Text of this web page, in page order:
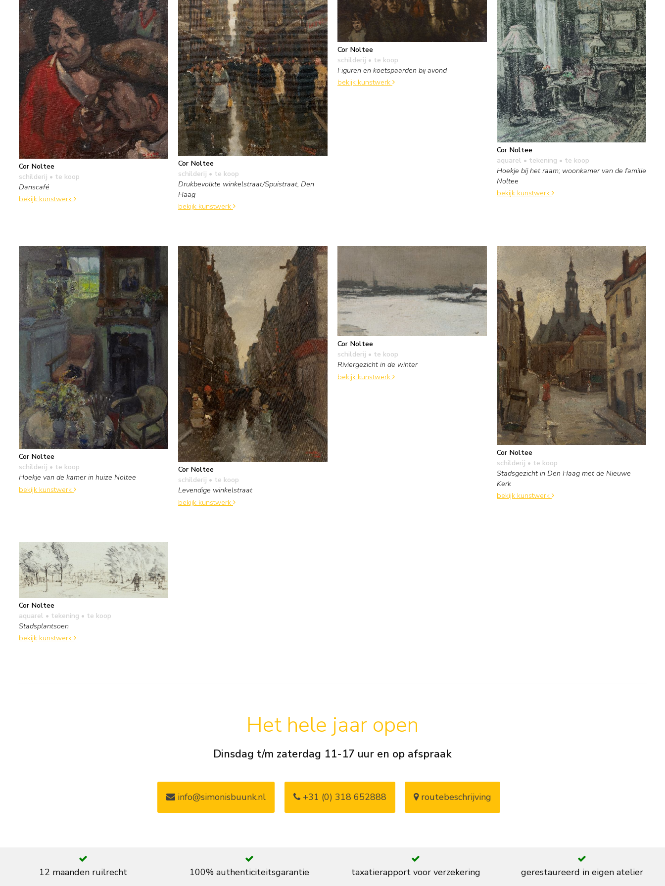
Cor Noltee
schilderij • te koop
Danscafé
bekijk kunstwerk
Cor Noltee
schilderij • te koop
Drukbevolkte winkelstraat/Spuistraat, Den
Haag
bekijk kunstwerk
Cor Noltee
schilderij • te koop
Figuren en koetspaarden bij avond
bekijk kunstwerk
Cor Noltee
aquarel • tekening • te koop
Hoekje bij het raam; woonkamer van de familie
Noltee
bekijk kunstwerk
Cor Noltee
schilderij • te koop
Hoekje van de kamer in huize Noltee
bekijk kunstwerk
Cor Noltee
schilderij • te koop
Levendige winkelstraat
bekijk kunstwerk
Cor Noltee
schilderij • te koop
Riviergezicht in de winter
bekijk kunstwerk
Cor Noltee
schilderij • te koop
Stadsgezicht in Den Haag met de Nieuwe
Kerk
bekijk kunstwerk
Cor Noltee
aquarel • tekening • te koop
Stadsplantsoen
bekijk kunstwerk
Het hele jaar open
Dinsdag t/m zaterdag 11-17 uur en op afspraak
info@simonisbuunk.nl +31 (0) 318 652888 routebeschrijving
12 maanden ruilrecht 100% authenticiteitsgarantie taxatierapport voor verzekering gerestaureerd in eigen atelier